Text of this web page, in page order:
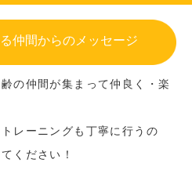
仲間からのメッセージ
の仲間が集まって仲良く・楽
レーニングも丁寧に行うの
ください！